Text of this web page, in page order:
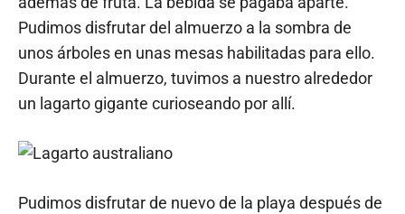
Pudimos disfrutar del almuerzo a la sombra de
unos árboles en unas mesas habilitadas para ello.
Durante el almuerzo, tuvimos a nuestro alrededor
un lagarto gigante curioseando por allí.
Pudimos disfrutar de nuevo de la playa después de